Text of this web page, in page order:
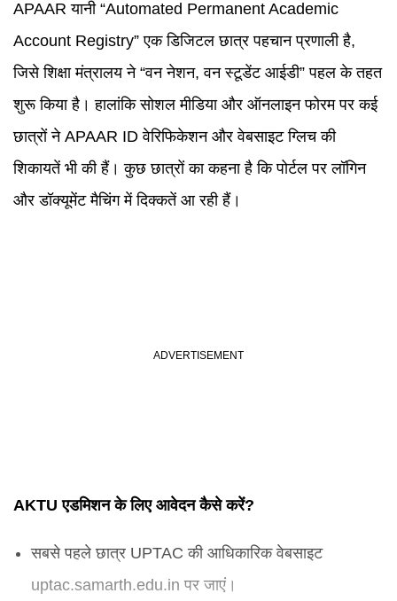
APAAR यानी “Automated Permanent Academic
Account Registry” एक डिजिटल छात्र पहचान प्रणाली है,
जिसे शिक्षा मंत्रालय ने “वन नेशन, वन स्टूडेंट आईडी” पहल के तहत
शुरू किया है। हालांकि सोशल मीडिया और ऑनलाइन फोरम पर कई
छात्रों ने APAAR ID वेरिफिकेशन और वेबसाइट ग्लिच की
शिकायतें भी की हैं। कुछ छात्रों का कहना है कि पोर्टल पर लॉगिन
और डॉक्यूमेंट मैचिंग में दिक्कतें आ रही हैं।
AKTU एडमिशन के लिए आवेदन कैसे करें?
सबसे पहले छात्र UPTAC की आधिकारिक वेबसाइट
uptac.samarth.edu.in पर जाएं।